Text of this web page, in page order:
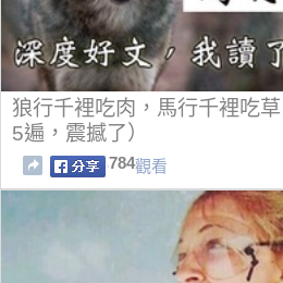
狼行千裡吃肉，馬行千裡吃
5遍，震撼了）
784觀看